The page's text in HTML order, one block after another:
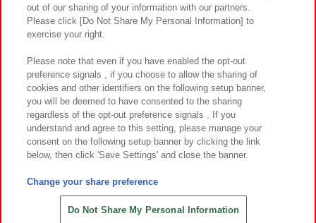
プライバシーポリシー ウェブアクセシビリティ方針と検証結果
お取引先さまとともに
カスタマーハラスメント対応方針 よくあるご質問・お問い合わせ
©Bandai Namco Amusement Inc.
©Bandai Namco Amusement Lab Inc.
©HANAYASHIKI Co., Ltd. All Rights Reserved.
out of our sharing of your information with our partners.
Please click [Do Not Share My Personal Information] to
exercise your right.
Please note that even if you have enabled the opt-out
preference signals , if you choose to allow the sharing of
cookies and other identifiers on the following setup banner,
you will be deemed to have consented to the sharing
regardless of the opt-out preference signals . If you
understand and agree to this setting, please manage your
consent on the following setup banner by clicking the link
below, then click 'Save Settings' and close the banner.
Change your share preference
Do Not Share My Personal Information